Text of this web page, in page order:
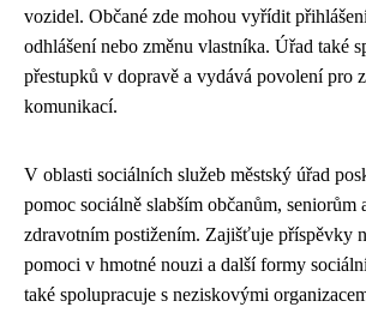
vozidel. Občané zde mohou vyřídit
odhlášení nebo změnu vlastníka. Úřad také
přestupků v dopravě a vydává povolení pro
komunikací.
V oblasti sociálních služeb městský úřad
pomoc sociálně slabším občanům, seniorům
zdravotním postižením. Zajišťuje příspěvky
pomoci v hmotné nouzi a další formy
také spolupracuje s neziskovými